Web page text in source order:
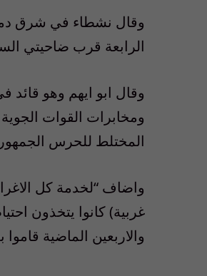
وقال نشطاء في شرق
الرابعة قرب ضاحيتي
وقال ابو ايهم وهو قائد
ومخابرات القوات
المختلط للحرس
واضاف “لخدمة كل
غربية) كانوا يتخذون
والاربعين الماضية قاموا